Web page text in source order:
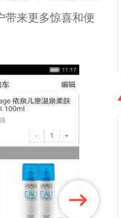
带来更多惊喜和便